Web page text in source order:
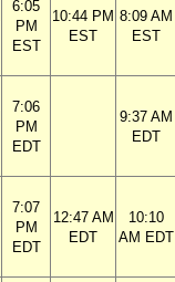
6:05
PM
EST
10:44 PM
EST
8:09 AM
EST
7:06
PM
EDT
9:37 AM
EDT
7:07
PM
EDT
12:47 AM
EDT
10:10
AM EDT